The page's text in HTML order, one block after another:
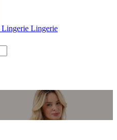
Lingerie Lingerie